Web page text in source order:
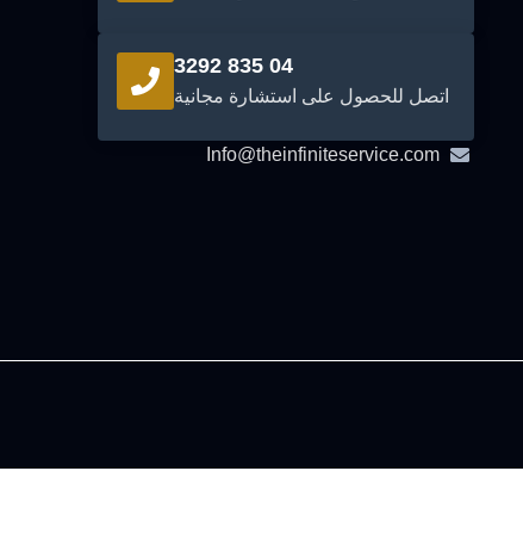
04 835 3292
اتصل للحصول على استشارة مجانية
Info@theinfiniteservice.com